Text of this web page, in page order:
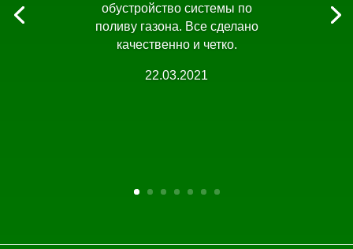
обустройство системы по
поливу газона. Все сделано
качественно и четко.
22.03.2021